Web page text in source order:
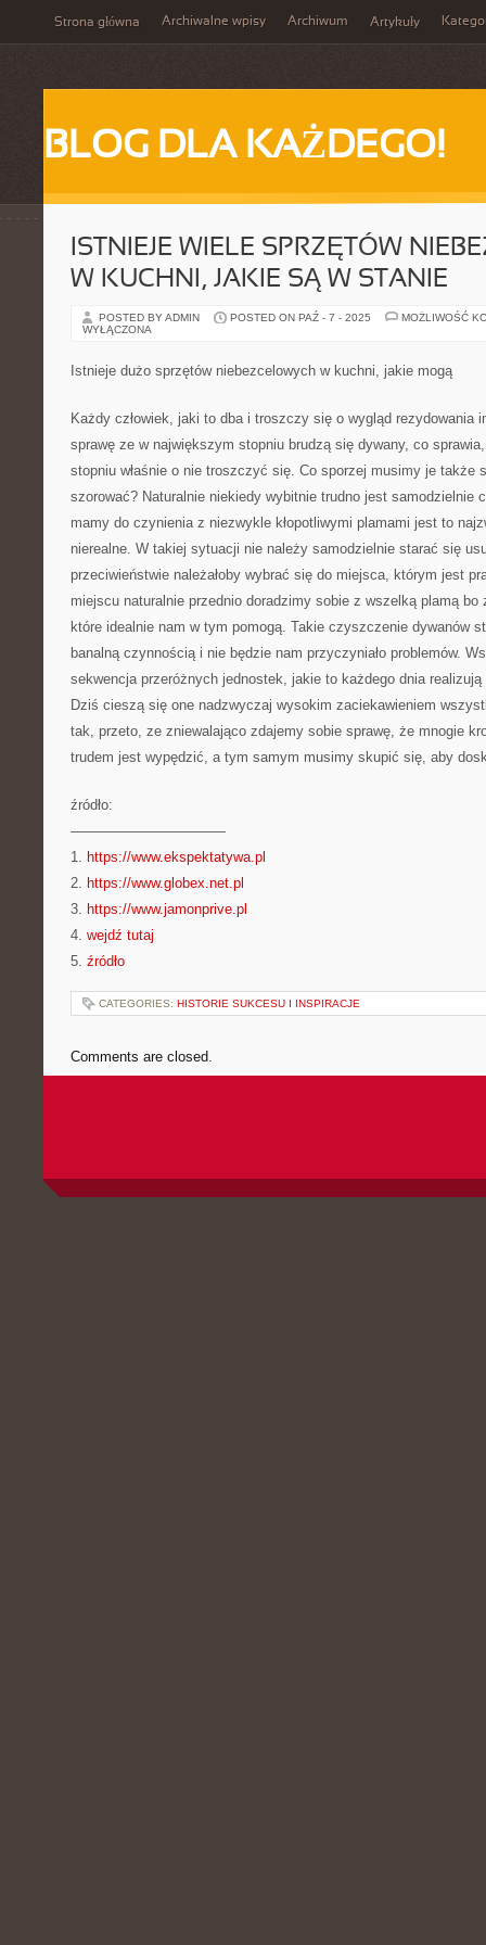
Strona główna Archiwalne wpisy Archiwum Artykuły
BLOG DLA KAŻDEGO!
ISTNIEJE WIELE SPRZĘTÓW
W KUCHNI, JAKIE SĄ W STANIE
POSTED BY ADMIN POSTED ON PAŹ - 7 - 2025
MOŻLIWOŚĆ
WYŁĄCZONA
Istnieje dużo sprzętów niebezcelowych w kuchni, jakie mogą
Każdy człowiek, jaki to dba i troszczy się o wygląd rezydowania
sprawę ze w największym stopniu brudzą się dywany, co
stopniu właśnie o nie troszczyć się. Co sporzej musimy je także
szorować? Naturalnie niekiedy wybitnie trudno jest samodzielnie
mamy do czynienia z niezwykle kłopotliwymi plamami jest to
nierealne. W takiej sytuacji nie należy samodzielnie starać się
przeciwieństwie należałoby wybrać się do miejsca, którym jest
miejscu naturalnie przednio doradzimy sobie z wszelką plamą
które idealnie nam w tym pomogą. Takie czyszczenie dywanów
banalną czynnością i nie będzie nam przyczyniało problemów.
sekwencja przeróżnych jednostek, jakie to każdego dnia
Dziś cieszą się one nadzwyczaj wysokim zaciekawieniem
tak, przeto, ze zniewalająco zdajemy sobie sprawę, że mnogie
trudem jest wypędzić, a tym samym musimy skupić się, aby
źródło:
———————————
1. https://www.ekspektatywa.pl
2. https://www.globex.net.pl
3. https://www.jamonprive.pl
4. wejdź tutaj
5. źródło
CATEGORIES: HISTORIE SUKCESU I INSPIRACJE
Comments are closed.